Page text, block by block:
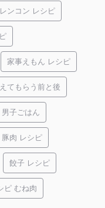
レンコン レシピ
家事えもん レシピ
てもらう前と後
男子ごはん
豚肉 レシピ
餃子 レシピ
ピ むね肉